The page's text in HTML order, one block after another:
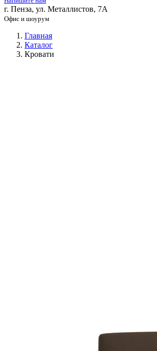
г. Пенза, ул. Металлистов, 7А
Офис и шоурум
Главная
Каталог
Кровати